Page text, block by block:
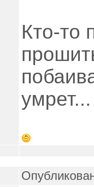
Кто-то
умрет...